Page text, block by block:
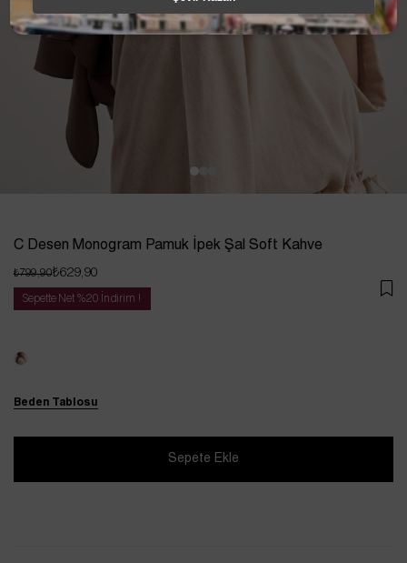
C Desen Monogram Pamuk İpek Şal Soft Kahve
₺799,90₺629,90
Sepette Net %20 İndirim !
Beden Tablosu